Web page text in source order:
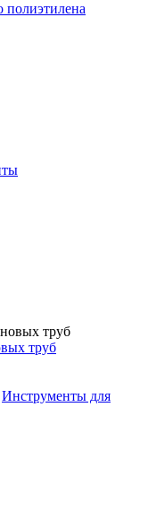
полиэтилена
труб
Инструменты для